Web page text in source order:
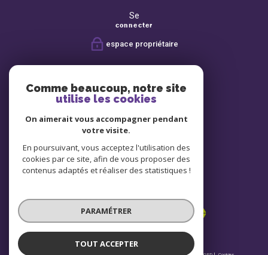
Se
connecter
espace propriétaire
Avis
© 2026 | Tous droits réservés | Traduction powered by Google |
Comme beaucoup, notre site
utilise les cookies
On aimerait vous accompagner pendant
votre visite.
En poursuivant, vous acceptez l'utilisation des
cookies par ce site, afin de vous proposer des
contenus adaptés et réaliser des statistiques !
PARAMÉTRER
TOUT ACCEPTER